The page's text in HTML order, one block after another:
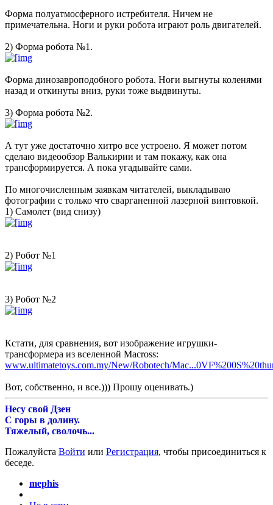
Форма полуатмосферного истребителя. Ничем не
примечательна. Ноги и руки робота играют роль двигателей.
2) Форма робота №1.
Форма динозавроподобного робота. Ноги выгнуты коленями
назад и откинуты вниз, руки тоже выдвинуты.
3) Форма робота №2.
А тут уже достаточно хитро все устроено. Я может потом
сделаю видеообзор Валькирии и там покажу, как она
трансформируется. А пока угадывайте сами.
По многочисленным заявкам читателей, выкладываю
фотографии с только что сварганенной лазерной винтовкой.
1) Самолет (вид снизу)
2) Робот №1
3) Робот №2
Кстати, для сравнения, вот изображение игрушки-
трансформера из вселенной Macross:
www.ultimatetoys.com.my/New/Robotech/
Вот, собственно, и все.))) Прошу оценивать.)
Несу свой Дзен
С горы в долину.
Тяжелый, сволочь...
Пожалуйста Войти или Регистрация, чтобы присоединиться к
беседе.
mephis